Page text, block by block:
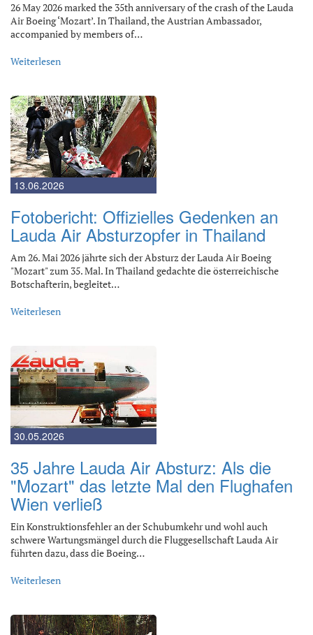
26 May 2026 marked the 35th anniversary of the crash of the Lauda
Air Boeing ‘Mozart’. In Thailand, the Austrian Ambassador,
accompanied by members of…
Weiterlesen
13.06.2026
Fotobericht: Offizielles Gedenken an
Lauda Air Absturzopfer in Thailand
Am 26. Mai 2026 jährte sich der Absturz der Lauda Air Boeing
"Mozart" zum 35. Mal. In Thailand gedachte die österreichische
Botschafterin, begleitet…
Weiterlesen
30.05.2026
35 Jahre Lauda Air Absturz: Als die
"Mozart" das letzte Mal den Flughafen
Wien verließ
Ein Konstruktionsfehler an der Schubumkehr und wohl auch
schwere Wartungsmängel durch die Fluggesellschaft Lauda Air
führten dazu, dass die Boeing…
Weiterlesen